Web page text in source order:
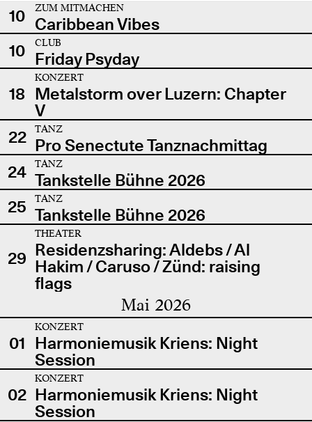
10
ZUM MITMACHEN
Caribbean Vibes
10
CLUB
Friday Psyday
18
KONZERT
Metalstorm over Luzern: Chapter
V
22
TANZ
Pro Senectute Tanznachmittag
24
TANZ
Tankstelle Bühne 2026
25
TANZ
Tankstelle Bühne 2026
29
THEATER
Residenzsharing: Aldebs / Al
Hakim / Caruso / Zünd: raising
flags
Mai 2026
01
KONZERT
Harmoniemusik Kriens: Night
Session
02
KONZERT
Harmoniemusik Kriens: Night
Session